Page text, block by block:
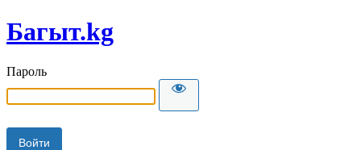
Багыт.kg
Пароль